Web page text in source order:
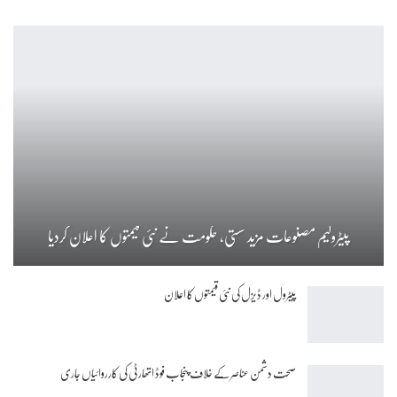
پیٹرولیم مصنوعات مزید سستی، حکومت نے نئی قیمتوں کا اعلان کردیا
پیٹرول اور ڈیزل کی نئی قیمتوں کا اعلان
صحت دشمن عناصر کے خلاف پنجاب فوڈ اتھارٹی کی کارروائیاں جاری